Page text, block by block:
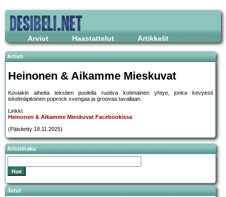
Arviot Haastattelut Artikkelit
Artisti
Heinonen & Aikamme Mieskuvat
Koviakin aiheita tekstien puolella ruotiva kotimainen yhtye, jonka kevyesti
iskelmäpitoinen poprock svengaa ja groovaa tavallaan.
Linkki:
Heinonen & Aikamme Mieskuvat Facebookissa
(Päivitetty 18.11.2025)
Artistihaku
Jutut